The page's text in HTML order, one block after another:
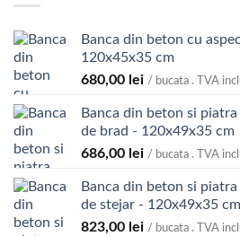
Banca din beton cu
120x45x35 cm
680,00 lei / bucata . TVA
Banca din beton si
de brad - 120x49x35 cm
686,00 lei / bucata . TVA
Banca din beton si
de stejar - 120x49x35
823,00 lei / bucata . TVA